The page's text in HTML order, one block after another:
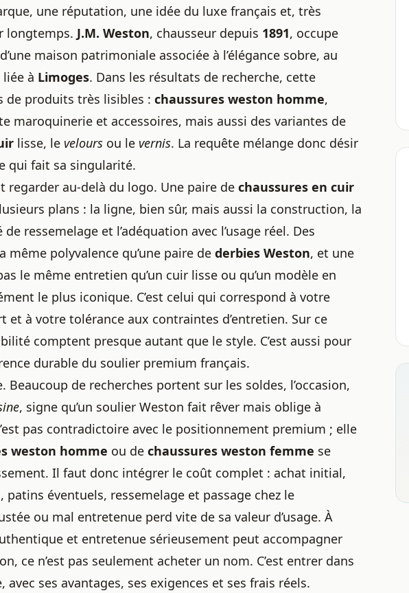
une réputation, une idée du luxe français et, très
longtemps. J.M. Weston, chausseur depuis 1891, occupe
maison patrimoniale associée à l’élégance sobre, au
à Limoges. Dans les résultats de recherche, cette
de produits très lisibles : chaussures weston homme,
maroquinerie et accessoires, mais aussi des variantes de
lisse, le velours ou le vernis. La requête mélange donc désir
qui fait sa singularité.
regarder au-delà du logo. Une paire de chaussures en cuir
plans : la ligne, bien sûr, mais aussi la construction, la
ressemelage et l’adéquation avec l’usage réel. Des
même polyvalence qu’une paire de derbies Weston, et une
le même entretien qu’un cuir lisse ou qu’un modèle en
le plus iconique. C’est celui qui correspond à votre
et à votre tolérance aux contraintes d’entretien. Sur ce
comptent presque autant que le style. C’est aussi pour
durable du soulier premium français.
de recherches portent sur les soldes, l’occasion,
, signe qu’un soulier Weston fait rêver mais oblige à
pas contradictoire avec le positionnement premium ; elle
weston homme ou de chaussures weston femme se
Il faut donc intégrer le coût complet : achat initial,
éventuels, ressemelage et passage chez le
ou mal entretenue perd vite de sa valeur d’usage. À
et entretenue sérieusement peut accompagner
ce n’est pas seulement acheter un nom. C’est entrer dans
ses avantages, ses exigences et ses frais réels.